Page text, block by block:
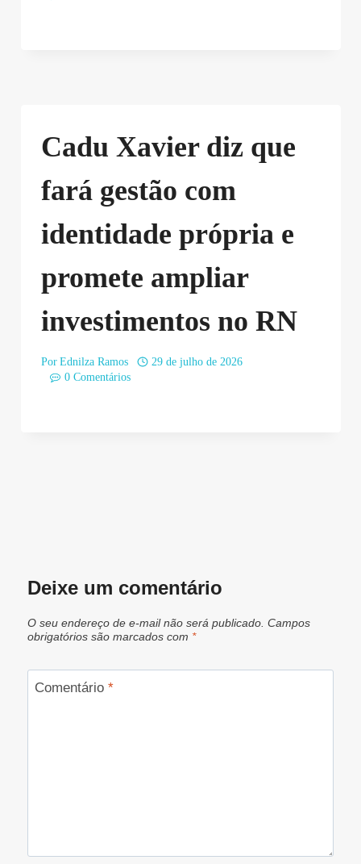
Cadu Xavier diz que
fará gestão com
identidade própria e
promete ampliar
investimentos no RN
Por Ednilza Ramos
29 de julho de 2026
0 Comentários
Deixe um comentário
O seu endereço de e-mail não será publicado. Campos
obrigatórios são marcados com *
Comentário *